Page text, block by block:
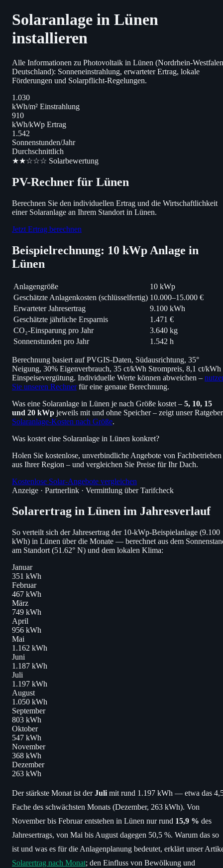
Solaranlage in Lünen
installieren
Alle Informationen zu Photovoltaik in Lünen (Nordrhein-
Deutschland): Sonneneinstrahlung, erwarteter Ertrag, lokale
Förderungen und Solarpflicht-Regelungen.
1.030
kWh/m² Einstrahlung
910
kWh/kWp Ertrag
1.542
Sonnenstunden/Jahr
Durchschnittlich
★★☆☆☆ Solarbewertung
PV-Rechner für Lünen
Berechnen Sie den individuellen Ertrag und die Wirtschaftlichkeit
einer Solaranlage an Ihrem Standort in Lünen.
Jetzt Ertrag berechnen
Beispielrechnung: 10 kWp Anlage in
Lünen
Anlagengröße
10 kWp
Geschätzte Anlagenkosten (schlüsselfertig) 10.000–15.000 €
Erwarteter Jahresertrag
9.100 kWh
Geschätzte jährliche Ersparnis
1.471 €
CO₂-Einsparung pro Jahr
3.640 kg
Sonnenstunden pro Jahr
1.542 h
Berechnung basiert auf PVGIS-Daten, Südausrichtung, 35°
Neigung, 30% Eigenverbrauch, 35 ct/kWh Strompreis, 8,1 ct/kWh
Einspeisevergütung. Individuelle Werte können abweichen –
Sie unseren Rechnerfür eine genaue Berechnung.
Was eine Solaranlage in Lünen je nach Größe kostet – 5, 10, 15
und 20 kWp jeweils mit und ohne Speicher – zeigt unser Ratgeber
Solaranlage-Kosten nach Größe.
Was kostet eine Solaranlage in Lünen konkret?
Holen Sie kostenlose, unverbindliche Angebote von Fachbetrieben
aus Ihrer Region – und vergleichen Sie Preise für Ihr Dach.
Kostenlose Solar-Angebote vergleichen
Anzeige · Partnerlink · Vermittlung über Tarifcheck
Solarertrag in Lünen im Jahresverlauf
So verteilt sich der Jahresertrag der 10-kWp-Beispielanlage (9.100
kWh) in Lünen über die Monate — berechnet aus dem
am Standort (51.62° N) und dem lokalen Klima:
Januar
351 kWh
Februar
467 kWh
März
749 kWh
April
956 kWh
Mai
1.162 kWh
Juni
1.187 kWh
Juli
1.197 kWh
August
1.050 kWh
September
803 kWh
Oktober
547 kWh
November
368 kWh
Dezember
263 kWh
Der stärkste Monat ist derJuli mit rund 1.197 kWh — etwa das
Fache des schwächsten Monats (Dezember, 263 kWh). Von
November bis Februar entstehen in Lünen nur rund 15,9 % des
Jahresertrags, von Mai bis August dagegen 50,5 %. Warum das so
ist und was es für die Anlagenplanung bedeutet, erklärt unser
Solarertrag nach Monat; den Einfluss von Bewölkung und